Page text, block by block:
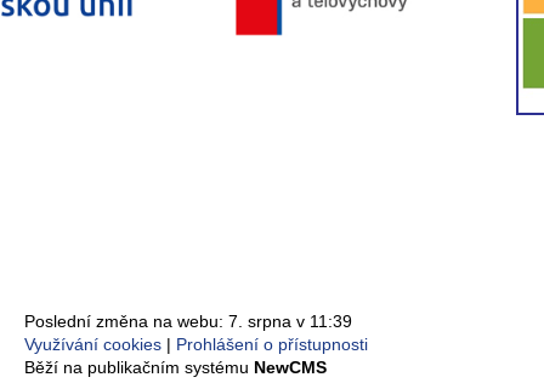
Poslední změna na webu: 7. srpna v 11:39
Využívání cookies
Prohlášení o přístupnosti
Běží na publikačním systému NewCMS